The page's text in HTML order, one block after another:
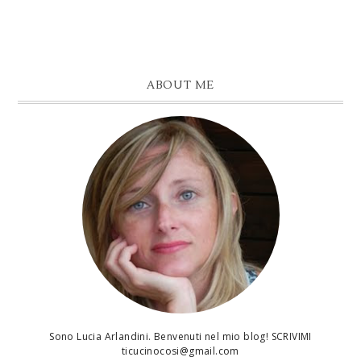
ABOUT ME
Sono Lucia Arlandini. Benvenuti nel mio blog! SCRIVIMI
ticucinocosi@gmail.com